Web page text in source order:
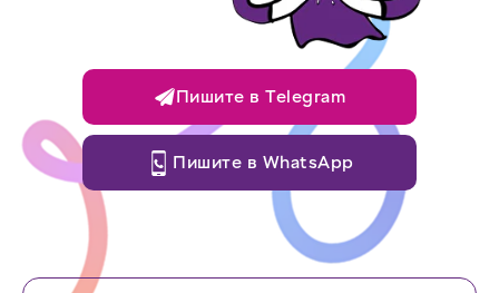
Пишите в Telegram
Пишите в WhatsApp